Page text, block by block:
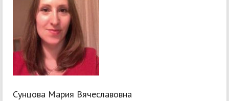
Сунцова Мария Вячеславовна